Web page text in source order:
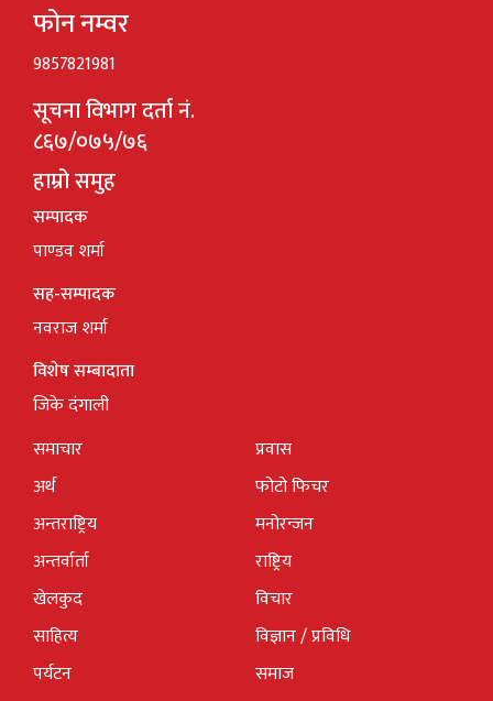
फोन नम्वर
9857821981
सूचना विभाग दर्ता नं.
८६७/०७५/७६
हाम्रो समुह
सम्पादक
पाण्डव शर्मा
सह-सम्पादक
नवराज शर्मा
विशेष सम्बादाता
जिके दंगाली
समाचार
अर्थ
अन्तराष्ट्रिय
अन्तर्वार्ता
खेलकुद
साहित्य
पर्यटन
प्रवास
फोटो फिचर
मनोरन्जन
राष्ट्रिय
विचार
विज्ञान / प्रविधि
समाज